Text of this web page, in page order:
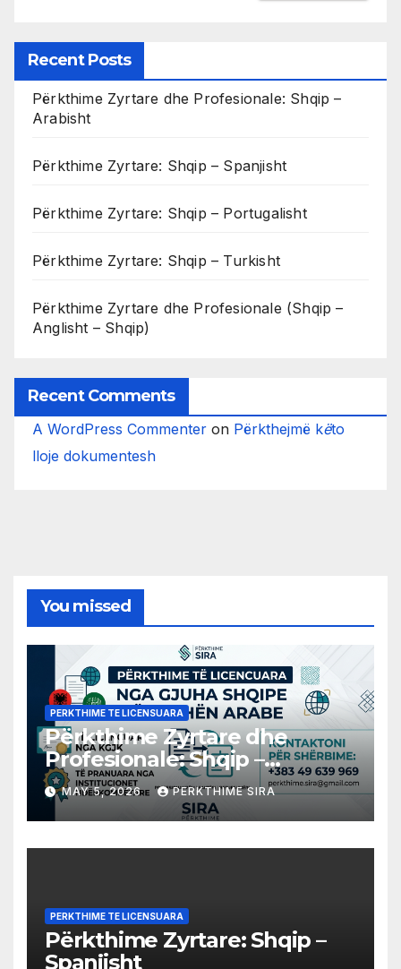
Recent Posts
Përkthime Zyrtare dhe Profesionale: Shqip –
Arabisht
Përkthime Zyrtare: Shqip – Spanjisht
Përkthime Zyrtare: Shqip – Portugalisht
Përkthime Zyrtare: Shqip – Turkisht
Përkthime Zyrtare dhe Profesionale (Shqip –
Anglisht – Shqip)
Recent Comments
A WordPress Commenter on Përkthejmë këto
lloje dokumentesh
You missed
PERKTHIME TE LICENSUARA
Përkthime Zyrtare dhe
Profesionale: Shqip –
Arabisht
MAY 5, 2026 PERKTHIME SIRA
PERKTHIME TE LICENSUARA
Përkthime Zyrtare: Shqip –
Spanjisht